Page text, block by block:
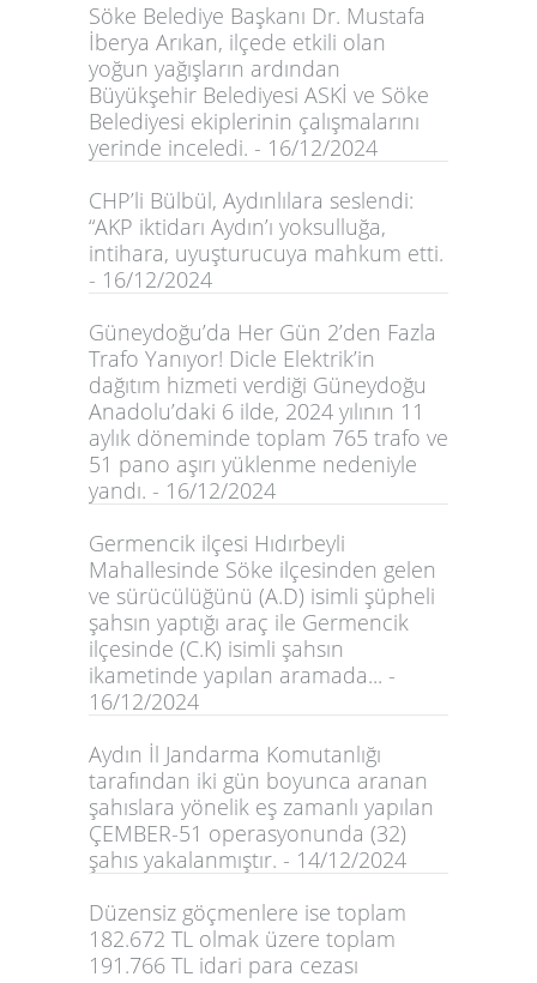
Söke Belediye Başkanı Dr. Mustafa
İberya Arıkan, ilçede etkili olan
yoğun yağışların ardından
Büyükşehir Belediyesi ASKİ ve Söke
Belediyesi ekiplerinin çalışmalarını
yerinde inceledi. - 16/12/2024
CHP’li Bülbül, Aydınlılara seslendi:
“AKP iktidarı Aydın’ı yoksulluğa,
intihara, uyuşturucuya mahkum etti.
- 16/12/2024
Güneydoğu’da Her Gün 2’den Fazla
Trafo Yanıyor! Dicle Elektrik’in
dağıtım hizmeti verdiği Güneydoğu
Anadolu’daki 6 ilde, 2024 yılının 11
aylık döneminde toplam 765 trafo ve
51 pano aşırı yüklenme nedeniyle
yandı. - 16/12/2024
Germencik ilçesi Hıdırbeyli
Mahallesinde Söke ilçesinden gelen
ve sürücülüğünü (A.D) isimli şüpheli
şahsın yaptığı araç ile Germencik
ilçesinde (C.K) isimli şahsın
ikametinde yapılan aramada... -
16/12/2024
Aydın İl Jandarma Komutanlığı
tarafından iki gün boyunca aranan
şahıslara yönelik eş zamanlı yapılan
ÇEMBER-51 operasyonunda (32)
şahıs yakalanmıştır. - 14/12/2024
Düzensiz göçmenlere ise toplam
182.672 TL olmak üzere toplam
191.766 TL idari para cezası